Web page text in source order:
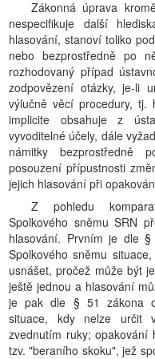
Zákonná úprava
nespecifikuje další
hlasování, stanoví toliko
nebo bezprostředně po
rozhodovaný případ
zodpovězení otázky, je-li
výlučně věcí procedury, tj.
implicite obsahuje z
vyvoditelné účely, dále
námitky bezprostředně
posouzení přípustnosti
jejich hlasování při
Z pohledu
Spolkového sněmu SRN
hlasování. Prvním je dle
Spolkového sněmu
usnášet, pročež může být
ještě jednou a hlasování
je pak dle § 51 zákona
situace, kdy nelze určit
zvednutím ruky; opakování
tzv. "beraního skoku", jež